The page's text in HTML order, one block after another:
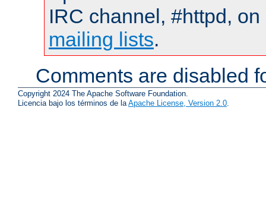
IRC channel, #httpd,
mailing lists.
Comments are disabled
Copyright 2024 The Apache Software Foundation.
Licencia bajo los términos de laApache License, Version 2.0.